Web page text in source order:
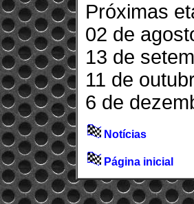
Próximas
02 de
13 de
11 de
6 de
Notícias
Página inicial